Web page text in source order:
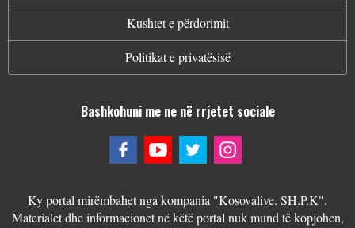
Kushtet e përdorimit
Politikat e privatësisë
Bashkohuni me ne në rrjetet sociale
Ky portal mirëmbahet nga kompania "Kosovalive. SH.P.K".
Materialet dhe informacionet në këtë portal nuk mund të kopjohen,